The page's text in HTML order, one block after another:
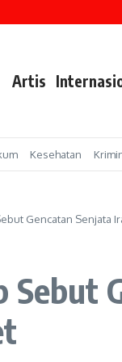
RUU Pemilu
Artis
Kesehatan
Gencatan Senjata
Sebut